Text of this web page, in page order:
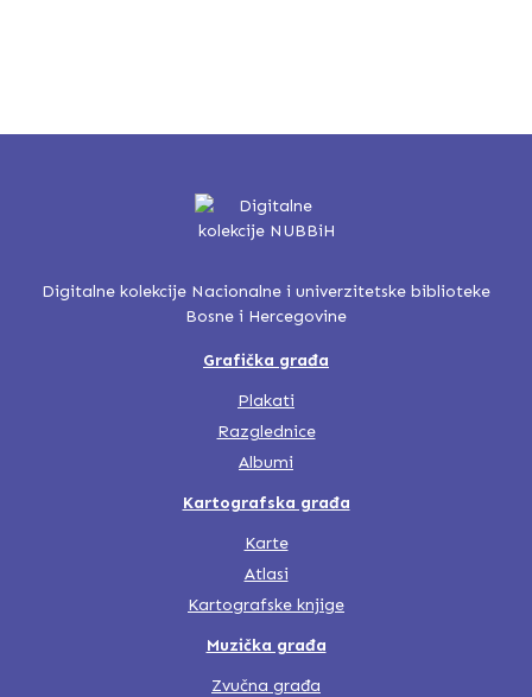
Digitalne kolekcije Nacionalne i univerzitetske biblioteke
Bosne i Hercegovine
Grafička građa
Plakati
Razglednice
Albumi
Kartografska građa
Karte
Atlasi
Kartografske knjige
Muzička građa
Zvučna građa